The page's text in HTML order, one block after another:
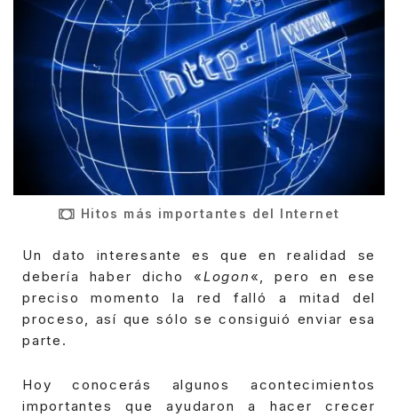
Hitos más importantes del Internet
Un dato interesante es que en realidad se
debería haber dicho «Logon «, pero en ese
preciso momento la red falló a mitad del
proceso, así que sólo se consiguió enviar esa
parte.
Hoy conocerás algunos acontecimientos
importantes que ayudaron a hacer crecer